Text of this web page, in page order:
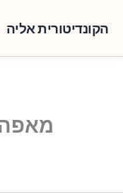
לתוכןהקונדיטורית אליה